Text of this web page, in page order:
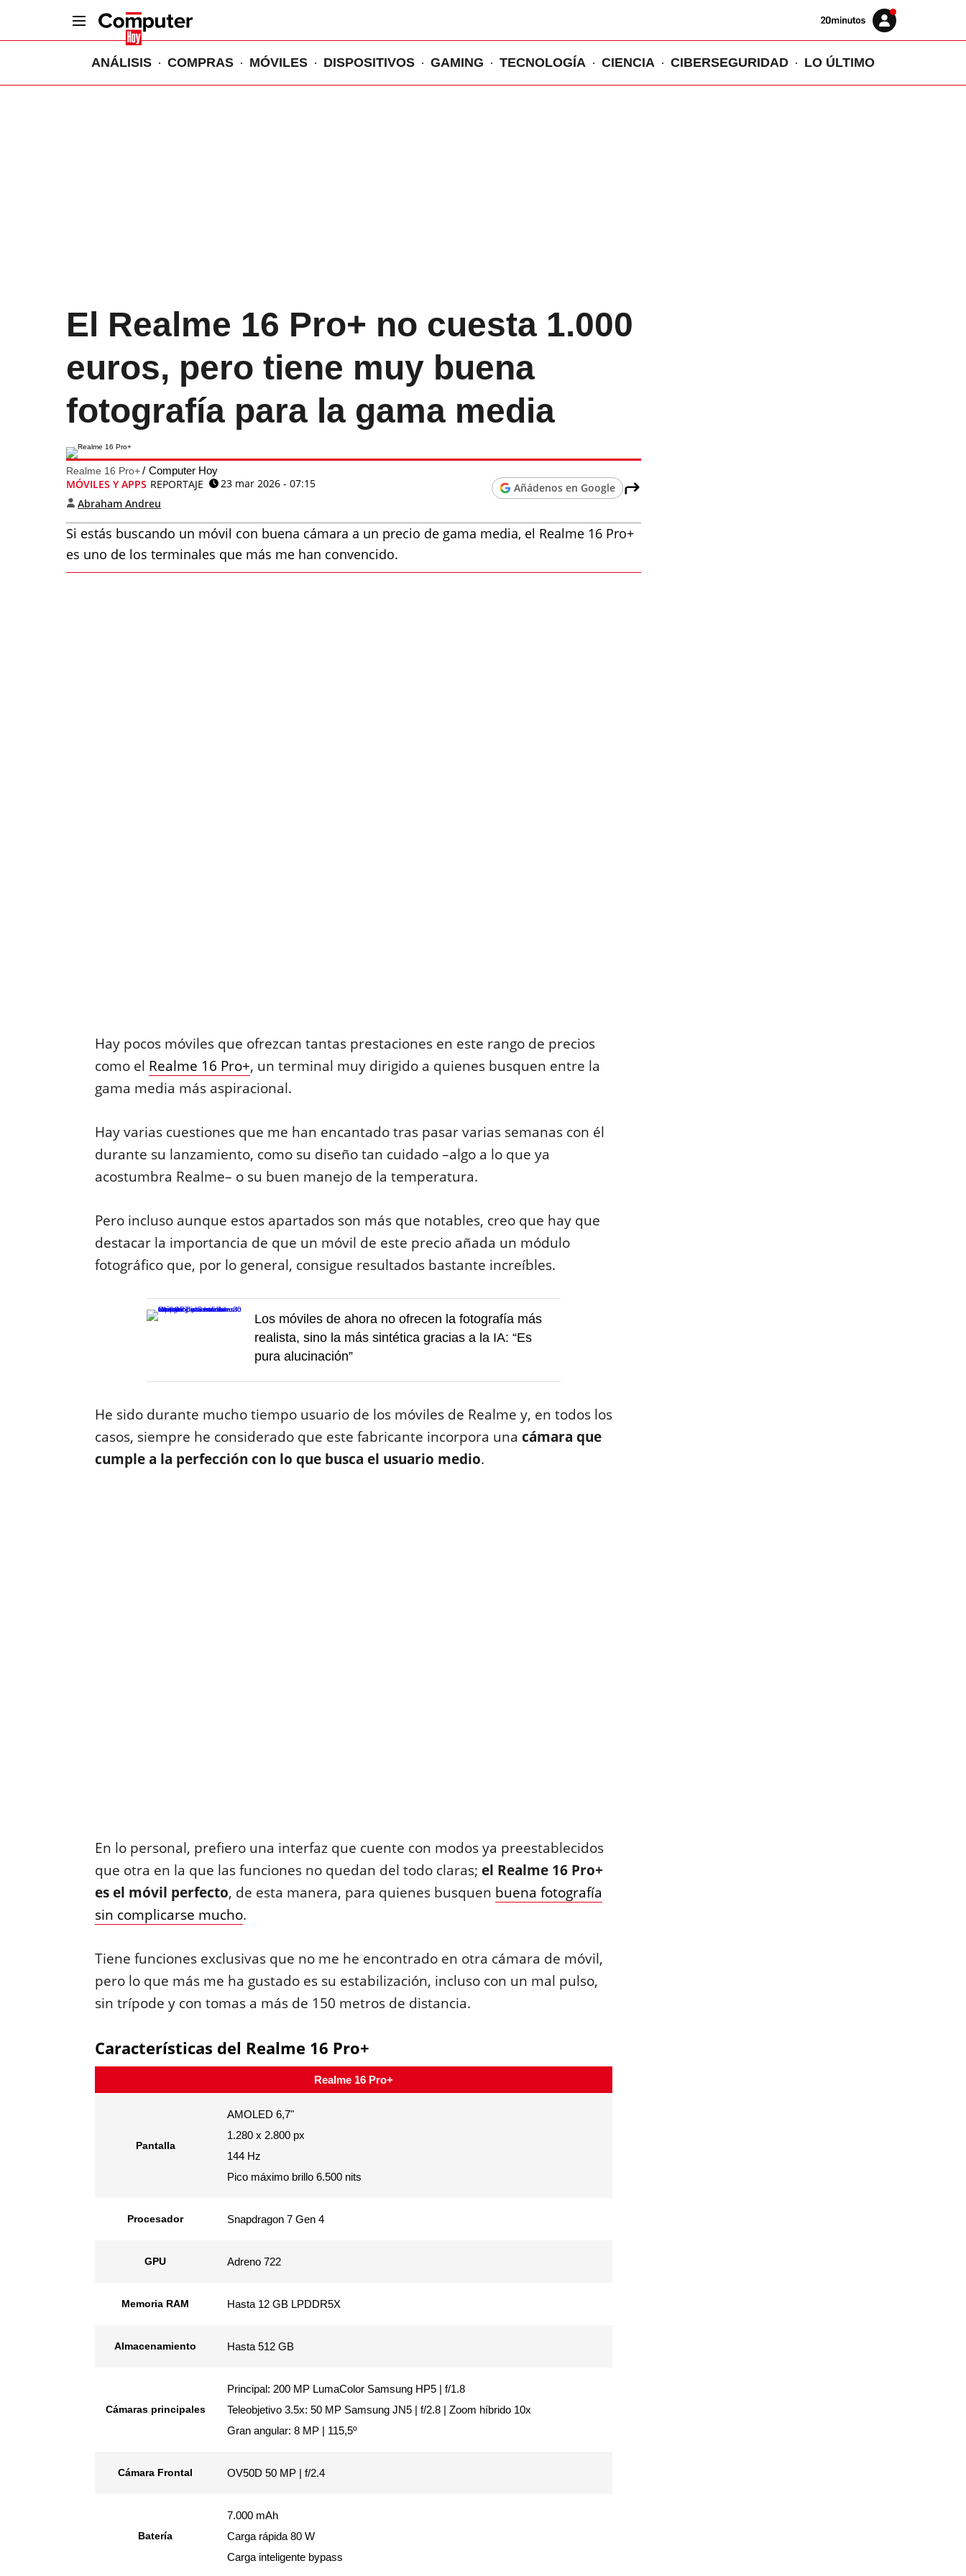
Volver
Iniciar
sesión
ANÁLISIS COMPRAS MÓVILES DISPOSITIVOS GAMING TECNOLOGÍA CIENCIA CIBERSEGURIDAD LO ÚLTIMO
El Realme 16 Pro+ no cuesta 1.000
euros, pero tiene muy buena
fotografía para la gama media
Realme 16 Pro+ Computer Hoy
MÓVILES Y APPS REPORTAJE
23 mar 2026 - 07:15
Abraham Andreu
Añádenos en Google
Si estás buscando un móvil con buena cámara a un precio de gama media, el Realme 16 Pro+
es uno de los terminales que más me han convencido.
Hay pocos móviles que ofrezcan tantas prestaciones en este rango de precios
como el Realme 16 Pro+, un terminal muy dirigido a quienes busquen entre la
gama media más aspiracional.
Hay varias cuestiones que me han encantado tras pasar varias semanas con él
durante su lanzamiento, como su diseño tan cuidado –algo a lo que ya
acostumbra Realme– o su buen manejo de la temperatura.
Pero incluso aunque estos apartados son más que notables, creo que hay que
destacar la importancia de que un móvil de este precio añada un módulo
fotográfico que, por lo general, consigue resultados bastante increíbles.
Los móviles de ahora no ofrecen la fotografía más
realista, sino la más sintética gracias a la IA: “Es
pura alucinación”
He sido durante mucho tiempo usuario de los móviles de Realme y, en todos los
casos, siempre he considerado que este fabricante incorpora una cámara que
cumple a la perfección con lo que busca el usuario medio.
En lo personal, prefiero una interfaz que cuente con modos ya preestablecidos
que otra en la que las funciones no quedan del todo claras; el Realme 16 Pro+
es el móvil perfecto, de esta manera, para quienes busquen buena fotografía
sin complicarse mucho.
Tiene funciones exclusivas que no me he encontrado en otra cámara de móvil,
pero lo que más me ha gustado es su estabilización, incluso con un mal pulso,
sin trípode y con tomas a más de 150 metros de distancia.
Características del Realme 16 Pro+
Realme 16 Pro+
Pantalla
AMOLED 6,7"
1.280 x 2.800 px
144 Hz
Pico máximo brillo 6.500 nits
Procesador Snapdragon 7 Gen 4
GPU Adreno 722
Memoria RAM Hasta 12 GB LPDDR5X
Almacenamiento Hasta 512 GB
Cámaras principales
Principal: 200 MP LumaColor Samsung HP5 | f/1.8
Teleobjetivo 3.5x: 50 MP Samsung JN5 | f/2.8 | Zoom híbrido 10x
Gran angular: 8 MP | 115,5º
Cámara Frontal OV50D 50 MP | f/2.4
Batería
7.000 mAh
Carga rápida 80 W
Carga inteligente bypass